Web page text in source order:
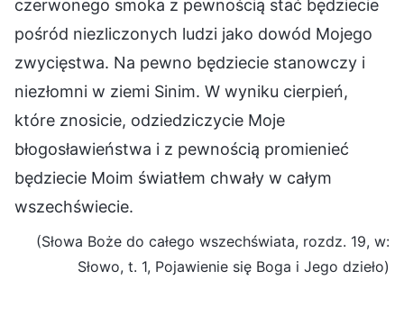
czerwonego smoka z pewnością stać będziecie
pośród niezliczonych ludzi jako dowód Mojego
zwycięstwa. Na pewno będziecie stanowczy i
niezłomni w ziemi Sinim. W wyniku cierpień,
które znosicie, odziedziczycie Moje
błogosławieństwa i z pewnością promienieć
będziecie Moim światłem chwały w całym
wszechświecie.
(Słowa Boże do całego wszechświata, rozdz. 19, w:
Słowo, t. 1, Pojawienie się Boga i Jego dzieło)